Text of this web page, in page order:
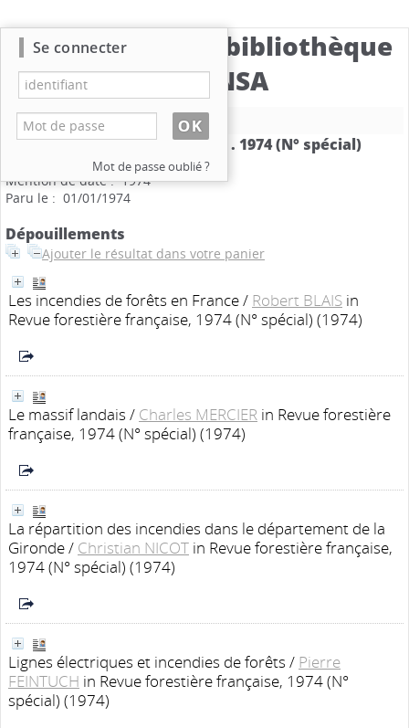
Catalogue de la bibliothèque
du CBNSA
Nouvelle recherche
Revue forestière française . 1974 (N° spécial)
Les incendies de forêt
Mention de date : 1974
Paru le : 01/01/1974
Dépouillements
Ajouter le résultat dans votre panier
Les incendies de forêts en France/ Robert BLAIS in
Revue forestière française, 1974 (N° spécial) (1974)
Le massif landais / Charles MERCIER in Revue forestière
française, 1974 (N° spécial) (1974)
La répartition des incendies dans le département de la
Gironde/ Christian NICOT in Revue forestière française,
1974 (N° spécial) (1974)
Lignes électriques et incendies de forêts / Pierre
FEINTUCH in Revue forestière française, 1974 (N°
spécial) (1974)
Se connecter
Mot de passe oublié ?